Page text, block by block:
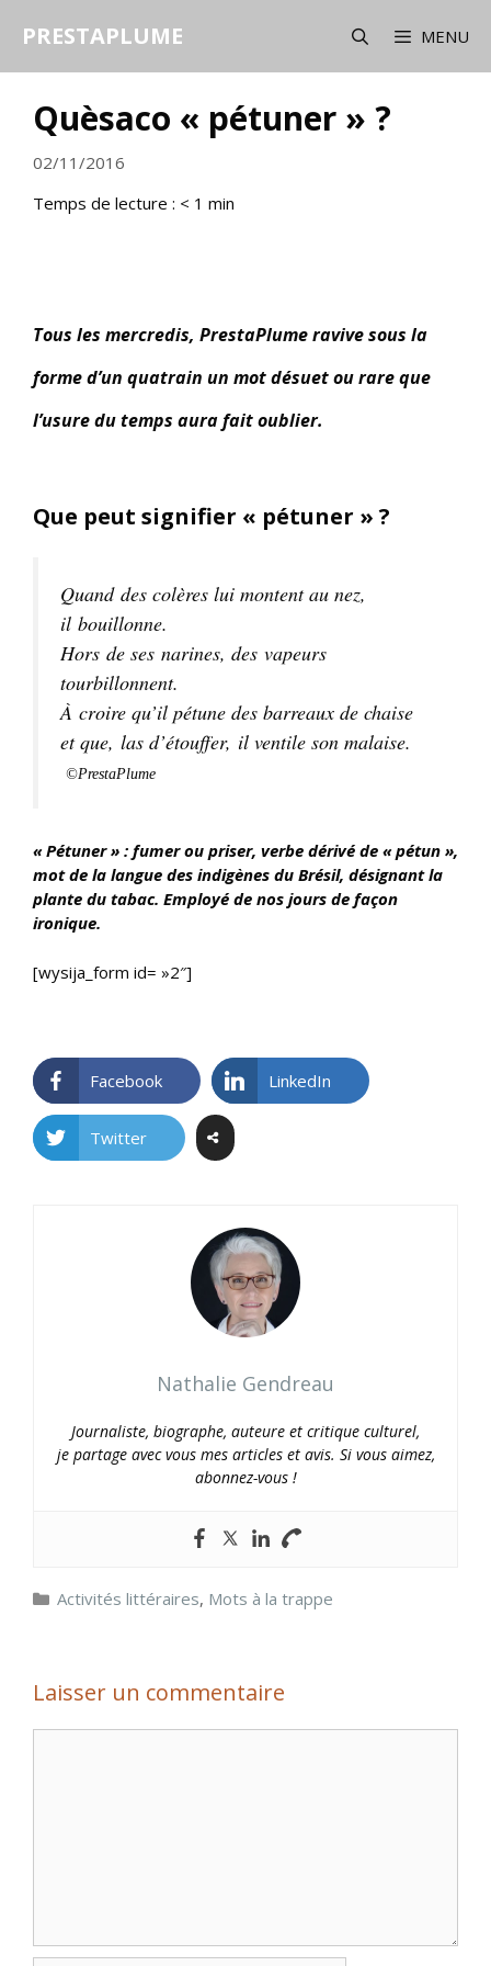
PRESTAPLUME MENU
Quèsaco « pétuner » ?
02/11/2016
Temps de lecture : < 1 min
Tous les mercredis, PrestaPlume ravive sous la
forme d’un quatrain un mot désuet ou rare que
l’usure du temps aura fait oublier.
Que peut signifier « pétuner » ?
Quand des colères lui montent au nez,
il bouillonne.
Hors de ses narines, des vapeurs
tourbillonnent.
À croire qu’il pétune des barreaux de chaise
et que, las d’étouffer, il ventile son malaise.
©PrestaPlume
« Pétuner » : fumer ou priser, verbe dérivé de « pétun »,
mot de la langue des indigènes du Brésil, désignant la
plante du tabac. Employé de nos jours de façon
ironique.
[wysija_form id= »2″]
Facebook LinkedIn
Twitter
Nathalie Gendreau
Journaliste, biographe, auteure et critique culturel,
je partage avec vous mes articles et avis. Si vous aimez,
abonnez-vous !
Catégories
Activités littéraires, Mots à la trappe
Laisser un commentaire